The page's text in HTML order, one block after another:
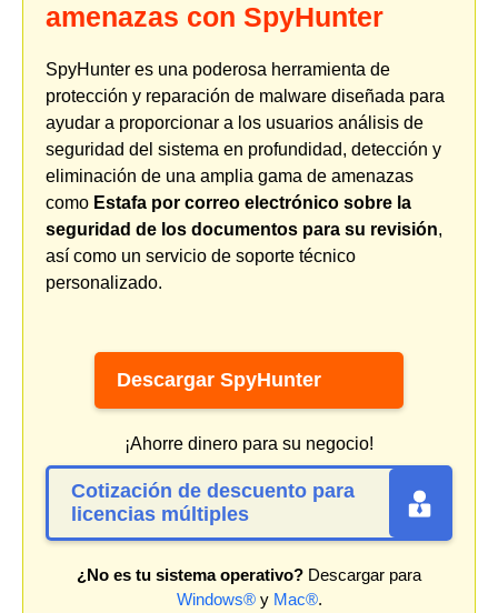
amenazas con SpyHunter
SpyHunter es una poderosa herramienta de
protección y reparación de malware diseñada para
ayudar a proporcionar a los usuarios análisis de
seguridad del sistema en profundidad, detección y
eliminación de una amplia gama de amenazas
como Estafa por correo electrónico sobre la
seguridad de los documentos para su revisión,
así como un servicio de soporte técnico
personalizado.
Descargar SpyHunter
¡Ahorre dinero para su negocio!
Cotización de descuento para
licencias múltiples
¿No es tu sistema operativo? Descargar para
Windows®y Mac®.